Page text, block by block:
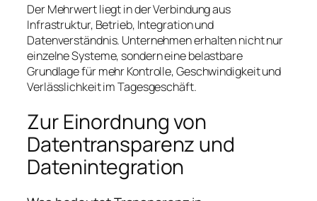
Der Mehrwert liegt in der Verbindung aus
Infrastruktur, Betrieb, Integration und
Datenverständnis. Unternehmen erhalten nicht nur
einzelne Systeme, sondern eine belastbare
Grundlage für mehr Kontrolle, Geschwindigkeit und
Verlässlichkeit im Tagesgeschäft.
Zur Einordnung von
Datentransparenz und
Datenintegration